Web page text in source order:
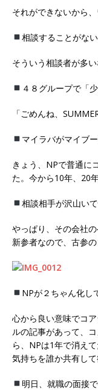
それができないから
相談することがない
そういう相談者が多
４８グループで「
「ごめんね、
マイラバがマイブ
きょう、NPで普通に
た。今から10年、20
相談相手が沢山い
やっぱり、その会社
新参者なので、古参
NPが２ちゃん化し
心から良い意味でコ
ルの記事があって、
ら、NPは1年で消え
気持ちを誰か共有し
明日、就職の面接